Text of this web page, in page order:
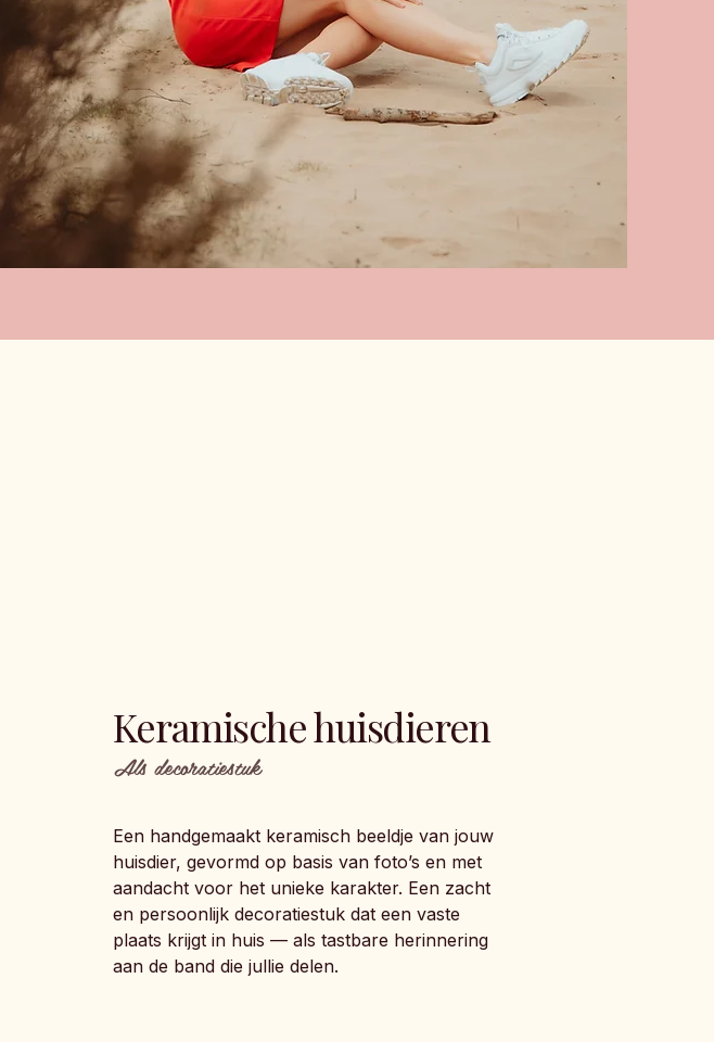
Keramische huisdieren
Als decoratiestuk
Een handgemaakt keramisch beeldje van jouw
huisdier, gevormd op basis van foto’s en met
aandacht voor het unieke karakter. Een zacht
en persoonlijk decoratiestuk dat een vaste
plaats krijgt in huis — als tastbare herinnering
aan de band die jullie delen.